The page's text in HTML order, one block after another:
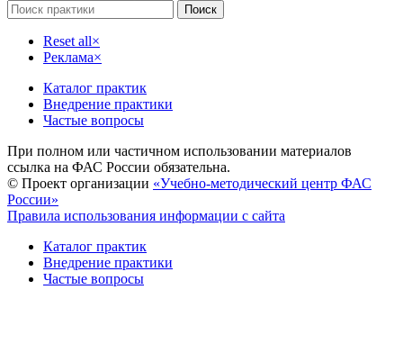
Поиск
Reset all×
Реклама×
Каталог практик
Внедрение практики
Частые вопросы
При полном или частичном использовании материалов
ссылка на ФАС России обязательна.
© Проект организации «Учебно-методический центр ФАС
России»
Правила использования информации с сайта
Каталог практик
Внедрение практики
Частые вопросы